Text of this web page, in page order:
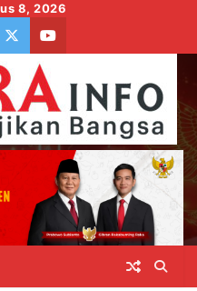
8, 2026
twitteryoutube